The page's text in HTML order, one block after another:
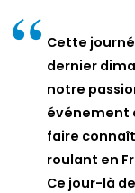
Cette
dernier
notre
événement
faire
roulant en
Ce jour-là